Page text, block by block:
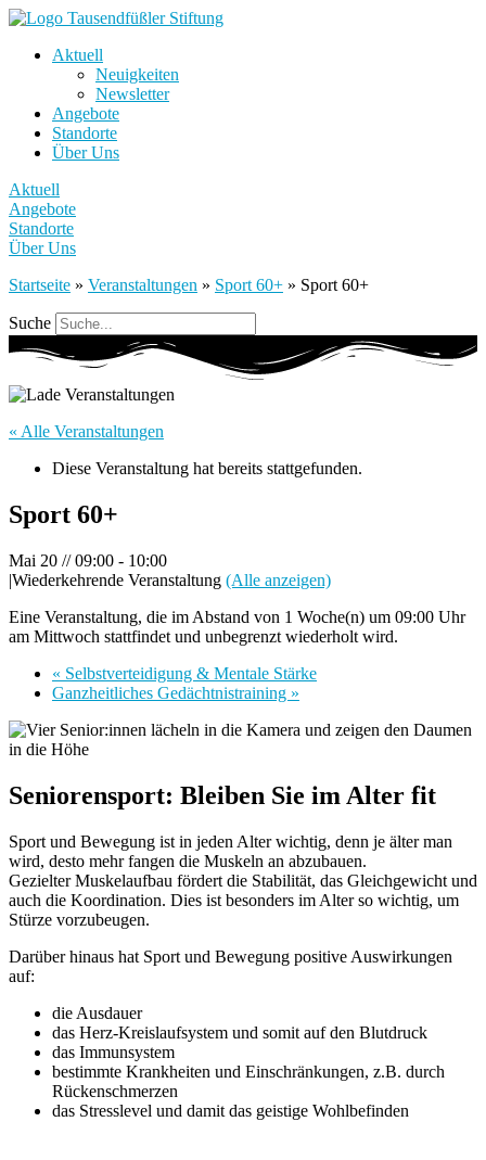
Aktuell
Neuigkeiten
Newsletter
Angebote
Standorte
Über Uns
Aktuell
Angebote
Standorte
Über Uns
Startseite » Veranstaltungen » Sport 60+ » Sport 60+
Suche
« Alle Veranstaltungen
Diese Veranstaltung hat bereits stattgefunden.
Sport 60+
Mai 20 // 09:00 - 10:00
|Wiederkehrende Veranstaltung (Alle anzeigen)
Eine Veranstaltung, die im Abstand von 1 Woche(n) um 09:00 Uhr
am Mittwoch stattfindet und unbegrenzt wiederholt wird.
« Selbstverteidigung & Mentale Stärke
Ganzheitliches Gedächtnistraining »
Seniorensport: Bleiben Sie im Alter fit
Sport und Bewegung ist in jeden Alter wichtig, denn je älter man
wird, desto mehr fangen die Muskeln an abzubauen.
Gezielter Muskelaufbau fördert die Stabilität, das Gleichgewicht und
auch die Koordination. Dies ist besonders im Alter so wichtig, um
Stürze vorzubeugen.
Darüber hinaus hat Sport und Bewegung positive Auswirkungen
auf:
die Ausdauer
das Herz-Kreislaufsystem und somit auf den Blutdruck
das Immunsystem
bestimmte Krankheiten und Einschränkungen, z.B. durch
Rückenschmerzen
das Stresslevel und damit das geistige Wohlbefinden